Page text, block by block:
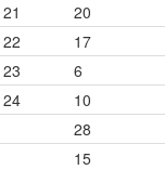
21
20
22
17
23
6
24
10
28
15